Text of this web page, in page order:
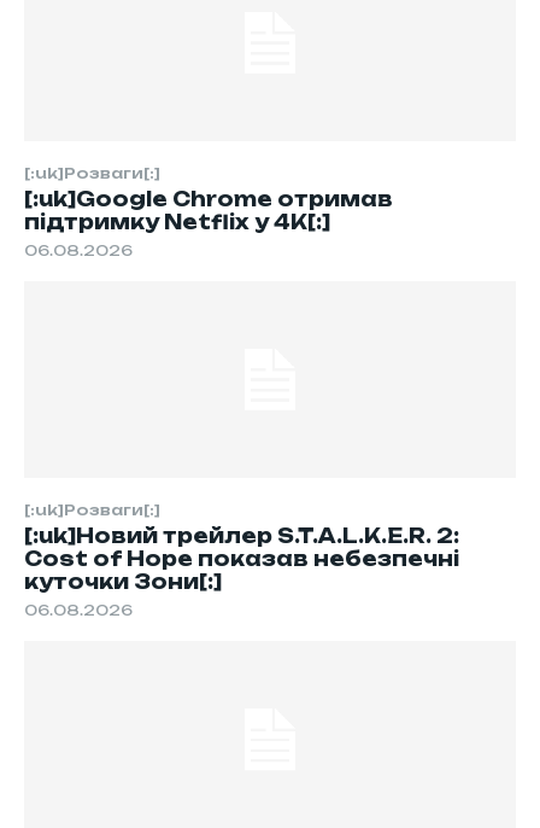
[:uk]Розваги[:]
[:uk]Google Chrome отримав
підтримку Netflix у 4K[:]
06.08.2026
[:uk]Розваги[:]
[:uk]Новий трейлер S.T.A.L.K.E.R. 2:
Cost of Hope показав небезпечні
куточки Зони[:]
06.08.2026